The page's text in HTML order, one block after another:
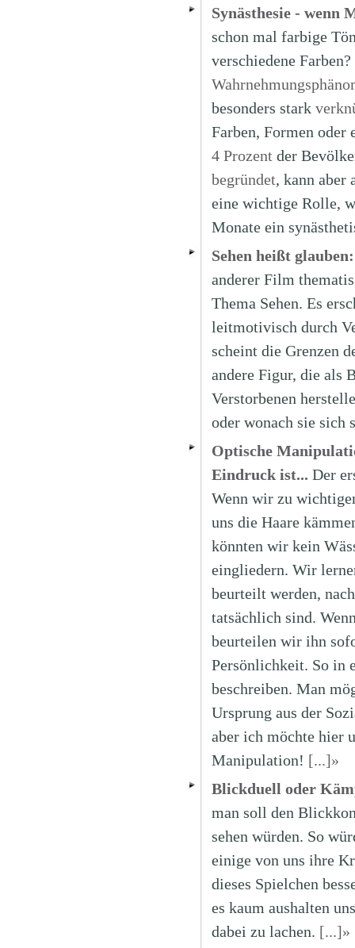
Synästhesie - wenn
schon mal farbige
verschiedene
besonders stark
Farben, Formen oder
4 Prozent der
begründet, kann aber
eine wichtige Rolle,
Monate ein
Sehen heißt
anderer Film
Thema Sehen. Es
leitmotivisch durch
scheint die Grenzen
andere Figur, die als
Verstorbenen
oder wonach sie sich
Optische
Eindruck ist... Der
Wenn wir zu
uns die Haare
könnten wir kein
eingliedern. Wir
beurteilt werden,
tatsächlich sind.
beurteilen wir ihn
Persönlichkeit. So in
beschreiben. Man
Ursprung aus der
aber ich möchte hier
Manipulation! [...]»
Blickduell oder
man soll den
sehen würden. So
einige von uns ihre
dieses Spielchen
es kaum aushalten
dabei zu lachen. [...]»